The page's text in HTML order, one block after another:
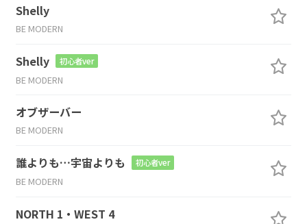
Shelly
BE MODERN
Shelly 初心者ver
BE MODERN
オブザーバー
BE MODERN
誰よりも…宇宙よりも 初心者ver
BE MODERN
NORTH 1・WEST 4